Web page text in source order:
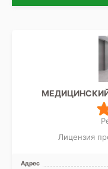
МЕДИЦИНСКИЙ
Лицензия
Адрес